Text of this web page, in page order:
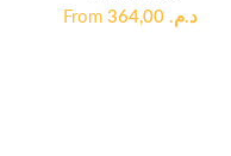
From
د.م.